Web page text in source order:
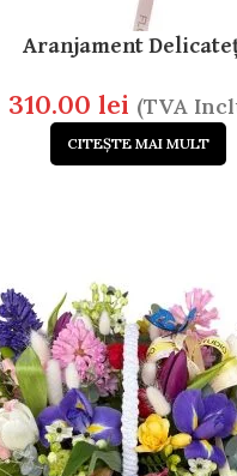
Aranjament
310.00 lei (TVA
CITEȘTE MAI MULT